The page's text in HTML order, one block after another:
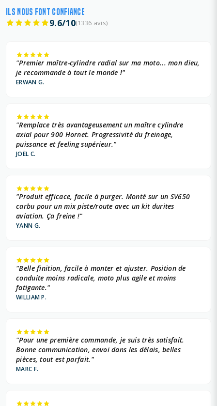
ILS NOUS FONT CONFIANCE
9.6/10(1336 avis)
"Premier maître-cylindre radial sur ma moto... mon dieu,
je recommande à tout le monde !"
ERWAN G.
"Remplace très avantageusement un maître cylindre
axial pour 900 Hornet. Progressivité du freinage,
puissance et feeling supérieur."
JOËL C.
"Produit efficace, facile à purger. Monté sur un SV650
carbu pour un mix piste/route avec un kit durites
aviation. Ça freine !"
YANN G.
"Belle finition, facile à monter et ajuster. Position de
conduite moins radicale, moto plus agile et moins
fatigante."
WILLIAM P.
"Pour une première commande, je suis très satisfait.
Bonne communication, envoi dans les délais, belles
pièces, tout est parfait."
MARC F.